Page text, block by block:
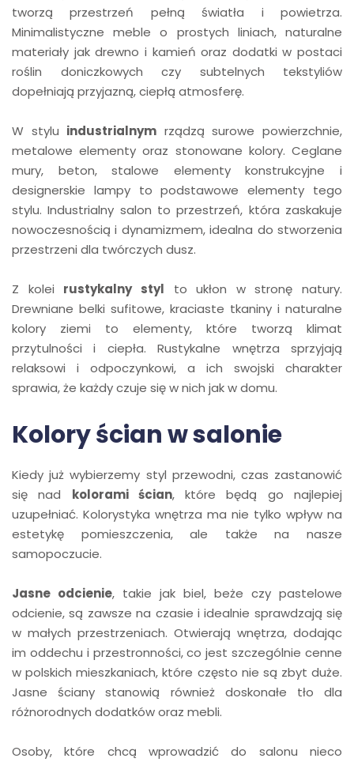
tworzą przestrzeń pełną światła i powietrza.
Minimalistyczne meble o prostych liniach, naturalne
materiały jak drewno i kamień oraz dodatki w postaci
roślin doniczkowych czy subtelnych tekstyliów
dopełniają przyjazną, ciepłą atmosferę.
W stylu industrialnym rządzą surowe powierzchnie,
metalowe elementy oraz stonowane kolory. Ceglane
mury, beton, stalowe elementy konstrukcyjne i
designerskie lampy to podstawowe elementy tego
stylu. Industrialny salon to przestrzeń, która zaskakuje
nowoczesnością i dynamizmem, idealna do stworzenia
przestrzeni dla twórczych dusz.
Z kolei rustykalny styl to ukłon w stronę natury.
Drewniane belki sufitowe, kraciaste tkaniny i naturalne
kolory ziemi to elementy, które tworzą klimat
przytulności i ciepła. Rustykalne wnętrza sprzyjają
relaksowi i odpoczynkowi, a ich swojski charakter
sprawia, że każdy czuje się w nich jak w domu.
Kolory ścian w salonie
Kiedy już wybierzemy styl przewodni, czas zastanowić
się nad kolorami ścian, które będą go najlepiej
uzupełniać. Kolorystyka wnętrza ma nie tylko wpływ na
estetykę pomieszczenia, ale także na nasze
samopoczucie.
Jasne odcienie, takie jak biel, beże czy pastelowe
odcienie, są zawsze na czasie i idealnie sprawdzają się
w małych przestrzeniach. Otwierają wnętrza, dodając
im oddechu i przestronności, co jest szczególnie cenne
w polskich mieszkaniach, które często nie są zbyt duże.
Jasne ściany stanowią również doskonałe tło dla
różnorodnych dodatków oraz mebli.
Osoby, które chcą wprowadzić do salonu nieco